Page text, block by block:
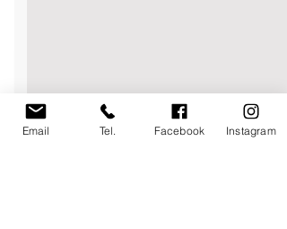
Email Tel. Facebook Instagram